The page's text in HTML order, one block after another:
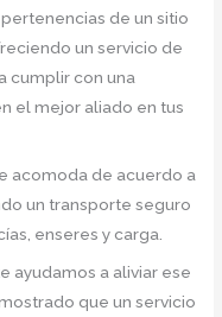
de un sitio
un servicio de
cumplir con una
el mejor aliado en tus
acomoda de acuerdo a
un transporte seguro
enseres y carga.
ayudamos a aliviar ese
que un servicio